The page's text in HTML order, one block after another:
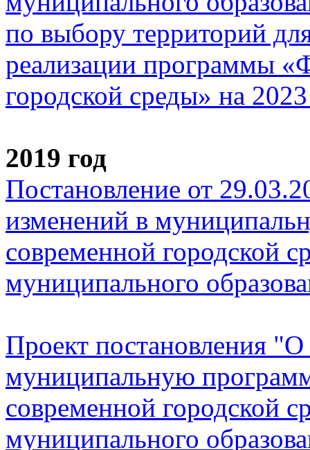
по выбору территорий
реализации программы
городской среды» на
2019 год
Постановление от
изменений в
современной городской
муниципального
Проект постановления
муниципальную
современной городской
муниципального